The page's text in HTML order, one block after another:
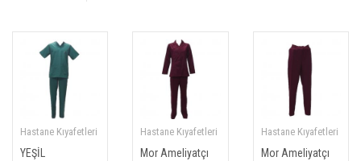
Hastane Kıyafetleri
YEŞİL
Hastane Kıyafetleri
Mor Ameliyatçı
Hastane Kıyafetleri
Mor Ameliyatçı